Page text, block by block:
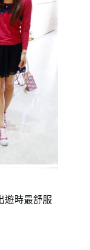
遊時最舒服